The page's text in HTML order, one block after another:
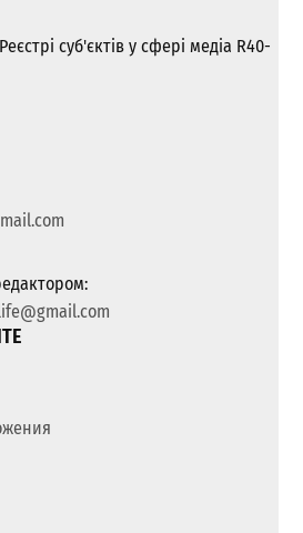
суб'єктів у сфері медіа R40-